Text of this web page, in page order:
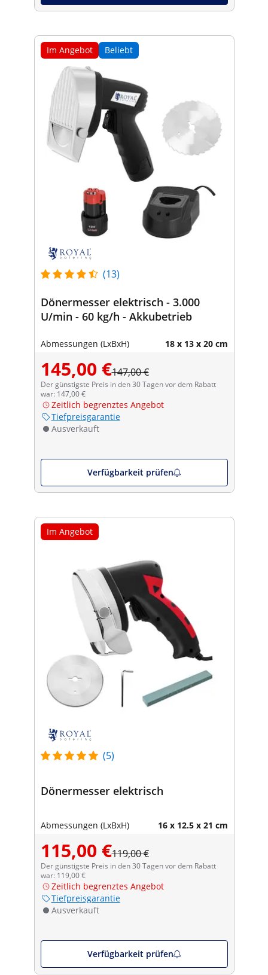
Im Angebot Beliebt
(13)
Dönermesser elektrisch - 3.000
U/min - 60 kg/h - Akkubetrieb
Abmessungen (LxBxH) 18 x 13 x 20 cm
145,00 €147,00 €
Der günstigste Preis in den 30 Tagen vor dem Rabatt
war: 147,00 €
Zeitlich begrenztes Angebot
Tiefpreisgarantie
Ausverkauft
Verfügbarkeit prüfen
Im Angebot
(5)
Dönermesser elektrisch
Abmessungen (LxBxH) 16 x 12.5 x 21 cm
115,00 €119,00 €
Der günstigste Preis in den 30 Tagen vor dem Rabatt
war: 119,00 €
Zeitlich begrenztes Angebot
Tiefpreisgarantie
Ausverkauft
Verfügbarkeit prüfen